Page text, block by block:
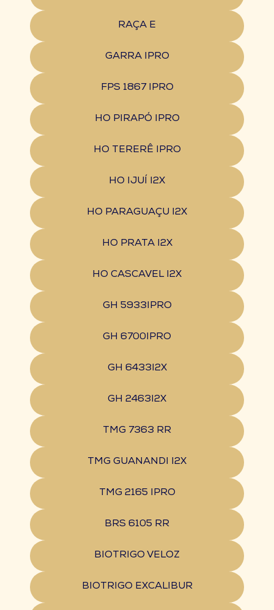
RAÇA E
GARRA IPRO
FPS 1867 IPRO
HO PIRAPÓ IPRO
HO TERERÊ IPRO
HO IJUÍ I2X
HO PARAGUAÇU I2X
HO PRATA I2X
HO CASCAVEL I2X
GH 5933IPRO
GH 6700IPRO
GH 6433I2X
GH 2463I2X
TMG 7363 RR
TMG GUANANDI I2X
TMG 2165 IPRO
BRS 6105 RR
BIOTRIGO VELOZ
BIOTRIGO EXCALIBUR